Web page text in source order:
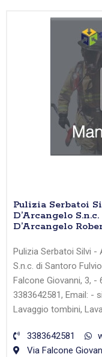
Pulizia Serbatoi
D’Arcangelo
D’Arcangelo
Pulizia Serbatoi Silvi
S.n.c. di Santoro
Falcone Giovanni, 3,
3383642581, Email: -
Lavaggio tombini,
3383642581
Via Falcone